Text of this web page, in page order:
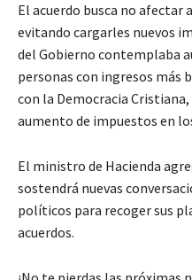
El acuerdo busca no afectar
evitando cargarles nuevos
del Gobierno contemplaba
personas con ingresos más
con la Democracia
aumento de impuestos en
El ministro de Hacienda
sostendrá nuevas
políticos para recoger sus
acuerdos.